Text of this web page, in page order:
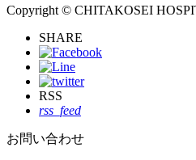
Copyright © CHITAKOSEI
SHARE
RSS
rss_feed
お問い合わせ